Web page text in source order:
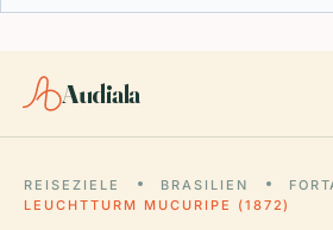
Audiala
REISEZIELE BRASILIEN
LEUCHTTURM MUCURIPE (1872)